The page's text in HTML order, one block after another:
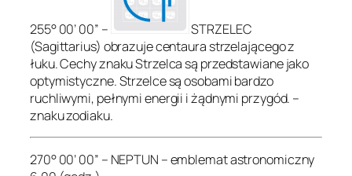
255° 00’ 00” –
STRZELEC
(Sagittarius) obrazuje centaura strzelającego z
łuku. Cechy znaku Strzelca są przedstawiane jako
optymistyczne. Strzelce są osobami bardzo
ruchliwymi, pełnymi energii i żądnymi przygód. –
znaku zodiaku.
270° 00’ 00” – NEPTUN – emblemat astronomiczny